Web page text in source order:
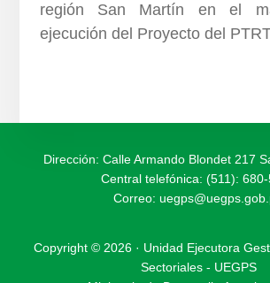
región San Martín en el
ejecución del Proyecto del
Dirección: Calle Armando Blondet 217
Central telefónica: (511):
Correo:
Copyright © 2026 · Unidad Ejecutora
Sectoriales - UEGPS